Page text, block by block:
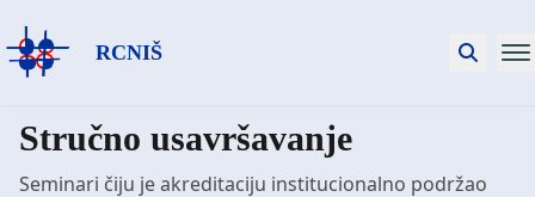
RCNIŠ
Stručno usavršavanje
Seminari čiju je akreditaciju institucionalno podržao